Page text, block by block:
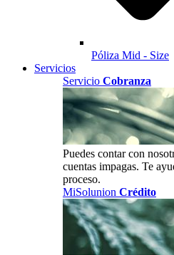
Póliza Mid - Size
Servicios
Servicio Cobranza
Puedes contar con
cuentas impagas. Te
proceso.
MiSolunion Crédito